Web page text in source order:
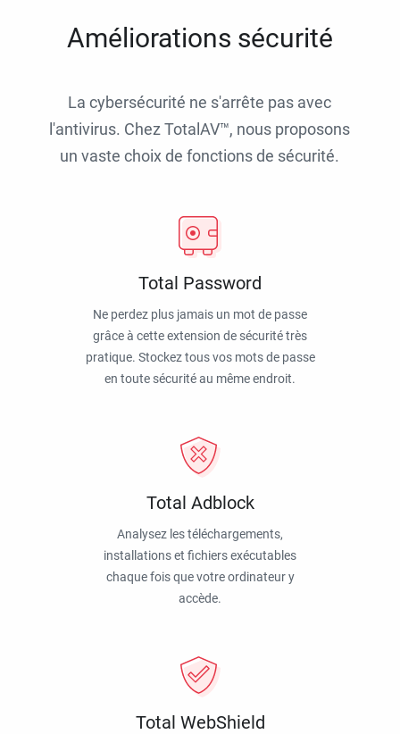
Améliorations sécurité
La cybersécurité ne s'arrête pas avec
l'antivirus. Chez TotalAV™, nous proposons
un vaste choix de fonctions de sécurité.
Total Password
Ne perdez plus jamais un mot de passe
grâce à cette extension de sécurité très
pratique. Stockez tous vos mots de passe
en toute sécurité au même endroit.
Total Adblock
Analysez les téléchargements,
installations et fichiers exécutables
chaque fois que votre ordinateur y
accède.
Total WebShield